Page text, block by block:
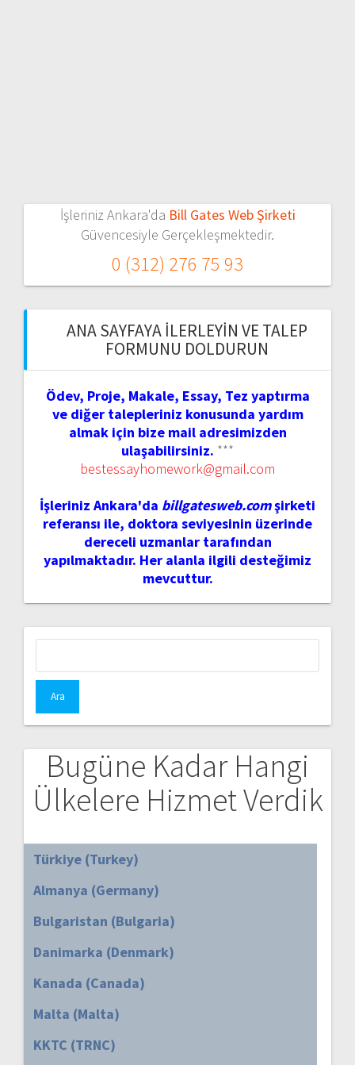
İşleriniz Ankara'da Bill Gates Web Şirketi
Güvencesiyle Gerçekleşmektedir.
0 (312) 276 75 93
ANA SAYFAYA İLERLEYIN VE TALEP
FORMUNU DOLDURUN
Ödev, Proje, Makale, Essay, Tez yaptırma
ve diğer talepleriniz konusunda yardım
almak için bize mail adresimizden
ulaşabilirsiniz. ***
bestessayhomework@gmail.com
İşleriniz Ankara'da billgatesweb.comşirketi
referansı ile, doktora seviyesinin üzerinde
dereceli uzmanlar tarafından
yapılmaktadır. Her alanla ilgili desteğimiz
mevcuttur.
Bugüne Kadar Hangi
Ülkelere Hizmet Verdik
Türkiye (Turkey)
Almanya (Germany)
Bulgaristan (Bulgaria)
Danimarka (Denmark)
Kanada (Canada)
Malta (Malta)
KKTC (TRNC)